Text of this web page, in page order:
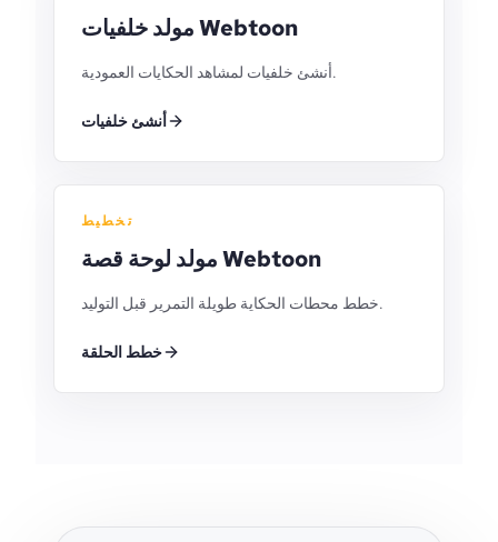
مولد خلفيات Webtoon
أنشئ خلفيات لمشاهد الحكايات العمودية.
أنشئ خلفيات
تخطيط
مولد لوحة قصة Webtoon
خطط محطات الحكاية طويلة التمرير قبل التوليد.
خطط الحلقة